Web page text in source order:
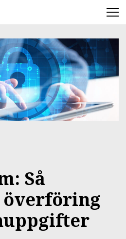
Så
överföring